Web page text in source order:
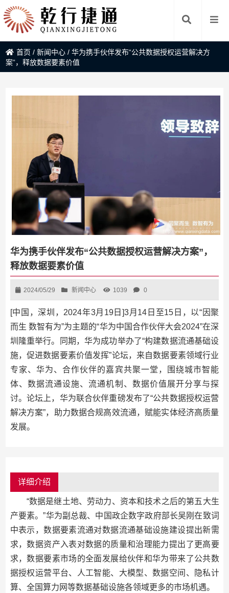
首页 /新闻中心 /华为携手伙伴发布“公共数据授权运营解决方
案”，释放数据要素价值
华为携手伙伴发布“公共数据授权运营解决方案”，
释放数据要素价值
2024/05/29 新闻中心 1039 0
[中国，深圳，2024年3月19日]3月14日至15日，以“因聚
而生 数智有为”为主题的“华为中国合作伙伴大会2024”在深
圳隆重举行。同期，华为成功举办了“构建数据流通基础设
施，促进数据要素价值发挥”论坛，来自数据要素领域行业
专家、华为、合作伙伴的嘉宾共聚一堂，围绕城市智能
体、数据流通设施、流通机制、数据价值展开分享与探
讨。论坛上，华为联合伙伴重磅发布了“公共数据授权运营
解决方案”，助力数据合规高效流通，赋能实体经济高质量
发展。
详细介绍
“数据是继土地、劳动力、资本和技术之后的第五大生
产要素。”华为副总裁、中国政企数字政府部长吴刚在致词
中表示，数据要素流通对数据流通基础设施建设提出新需
求，数据资产入表对数据的质量和治理能力提出了更高要
求，数据要素市场的全面发展给伙伴和华为带来了公共数
据授权运营平台、人工智能、大模型、数据空间、隐私计
算、全国算力网等数据基础设施各领域更多的市场机遇。